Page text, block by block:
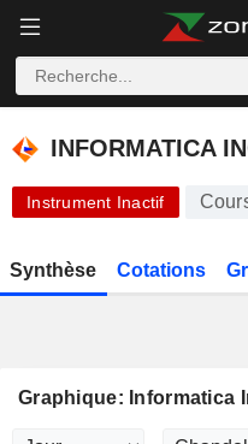
INFORMATICA INC.
INFORMATICA
Instrument Inactif
Synthèse Cotations
Graphique: Informatica